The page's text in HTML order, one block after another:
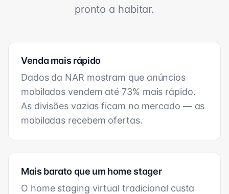
pronto a habitar.
Venda mais rápido
Dados da NAR mostram que anúncios
mobilados vendem até 73% mais rápido.
As divisões vazias ficam no mercado — as
mobiladas recebem ofertas.
Mais barato que um home stager
O home staging virtual tradicional custa